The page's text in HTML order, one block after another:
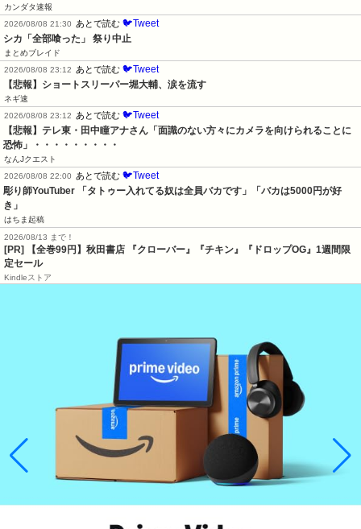
カンダタ速報
2026/08/08 21:30
あとで読む 🐦Tweet
シカ「全部喰った」 祭り中止
まとめブレイド
2026/08/08 23:12
あとで読む 🐦Tweet
【悲報】ショートスリーパー堀大輔、涙を流す
ネギ速
2026/08/08 23:12
あとで読む 🐦Tweet
【悲報】テレ東・田中瞳アナさん「面識のない方々にカメラを向けられることに
恐怖」・・・・・・・・・
なんJクエスト
2026/08/08 22:00
あとで読む 🐦Tweet
彫り師YouTuber 「タトゥー入れてる奴は全員バカです」「バカは5000円が好
き」
はちま起稿
2026/08/13 まで！
[PR]
【全巻99円】秋田書店 『クローバー』『チキン』『ドロップOG』1週間限
定セール
Kindleストア